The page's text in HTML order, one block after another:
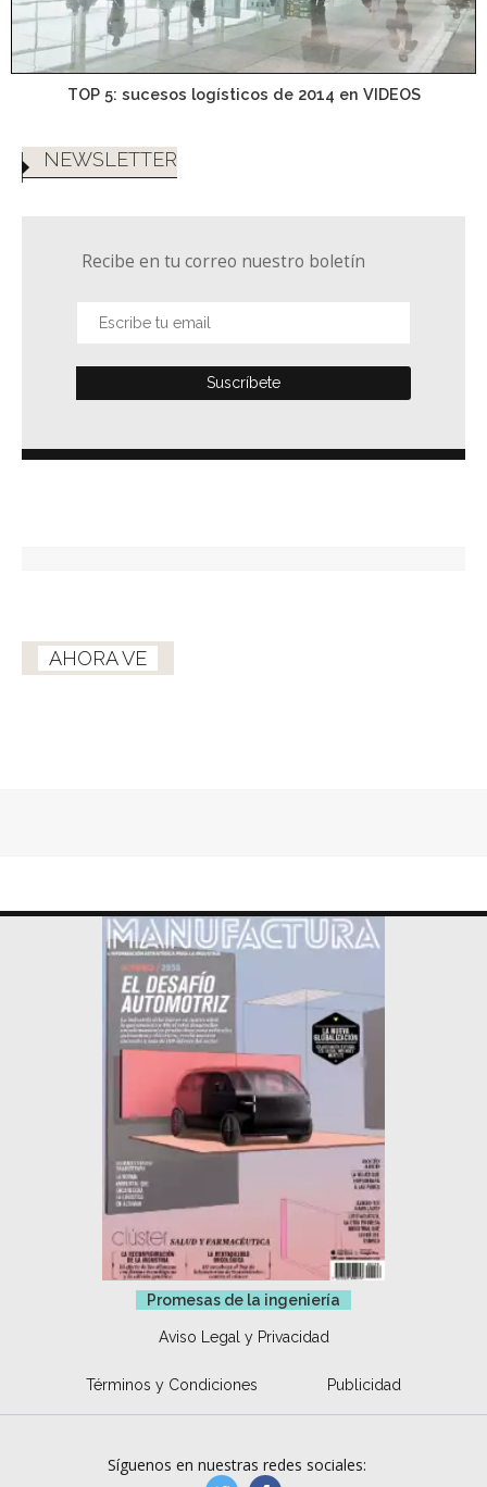
TOP 5: sucesos logísticos de 2014 en VIDEOS
NEWSLETTER
Recibe en tu correo nuestro boletín
AHORA VE
Promesas de la ingeniería
Aviso Legal y Privacidad
Términos y Condiciones Publicidad
Síguenos en nuestras redes sociales: